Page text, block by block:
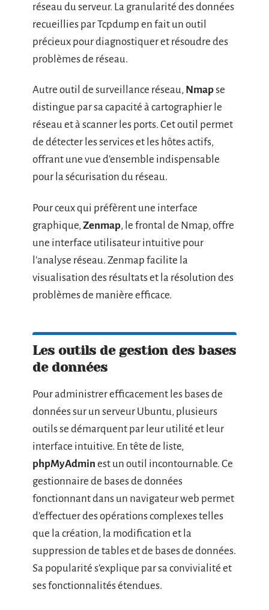
réseau du serveur. La granularité des données
recueillies par Tcpdump en fait un outil
précieux pour diagnostiquer et résoudre des
problèmes de réseau.
Autre outil de surveillance réseau, Nmapse
distingue par sa capacité à cartographier le
réseau et à scanner les ports. Cet outil permet
de détecter les services et les hôtes actifs,
offrant une vue d’ensemble indispensable
pour la sécurisation du réseau.
Pour ceux qui préfèrent une interface
graphique, Zenmap, le frontal de Nmap, offre
une interface utilisateur intuitive pour
l’analyse réseau. Zenmap facilite la
visualisation des résultats et la résolution des
problèmes de manière efficace.
Les outils de gestion des bases
de données
Pour administrer efficacement les bases de
données sur un serveur Ubuntu, plusieurs
outils se démarquent par leur utilité et leur
interface intuitive. En tête de liste,
phpMyAdmin est un outil incontournable. Ce
gestionnaire de bases de données
fonctionnant dans un navigateur web permet
d’effectuer des opérations complexes telles
que la création, la modification et la
suppression de tables et de bases de données.
Sa popularité s’explique par sa convivialité et
ses fonctionnalités étendues.